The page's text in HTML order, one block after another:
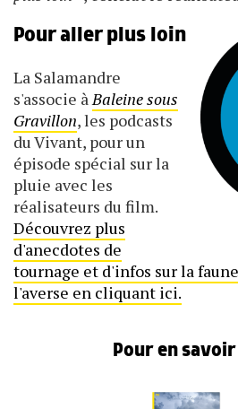
Pour aller plus loin
La Salamandre
s'associe àBaleine sous
Gravillon, les podcasts
du Vivant, pour un
épisode spécial sur la
pluie avec les
réalisateurs du film.
Découvrez plus
d'anecdotes de
tournage et d'infos sur la
l'averse en cliquant ici.
Pour en